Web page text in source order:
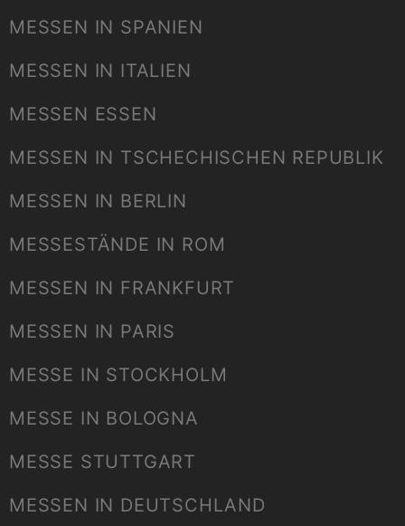
MESSEN IN SPANIEN
MESSEN IN ITALIEN
MESSEN ESSEN
MESSEN IN TSCHECHISCHEN REPUBLIK
MESSEN IN BERLIN
MESSESTÄNDE IN ROM
MESSEN IN FRANKFURT
MESSEN IN PARIS
MESSE IN STOCKHOLM
MESSE IN BOLOGNA
MESSE STUTTGART
MESSEN IN DEUTSCHLAND